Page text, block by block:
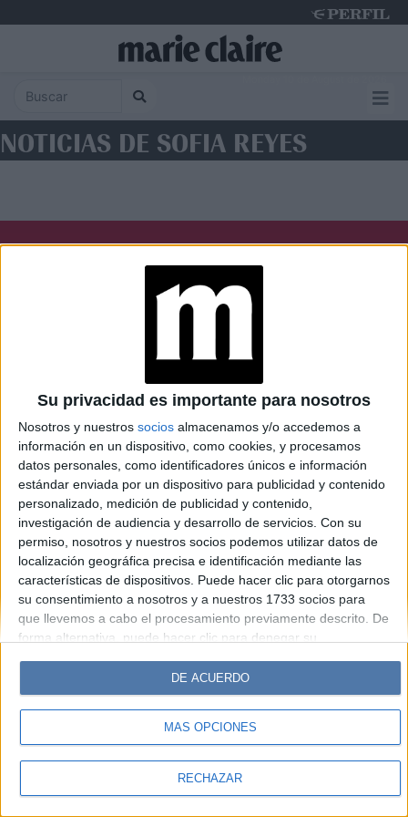
Su privacidad es importante para nosotros
Nosotros y nuestros socios almacenamos y/o accedemos a
información en un dispositivo, como cookies, y procesamos
datos personales, como identificadores únicos e información
estándar enviada por un dispositivo para publicidad y contenido
personalizado, medición de publicidad y contenido,
investigación de audiencia y desarrollo de servicios. Con su
permiso, nosotros y nuestros socios podemos utilizar datos de
localización geográfica precisa e identificación mediante las
características de dispositivos. Puede hacer clic para otorgarnos
su consentimiento a nosotros y a nuestros 1733 socios para
que llevemos a cabo el procesamiento previamente descrito. De
forma alternativa, puede hacer clic para denegar su
cambiar sus preferencias antes de otorgar su consentimiento.
Tenga en cuenta que algún procesamiento de sus datos
personales puede no requerir de su consentimiento, pero usted
tiene el derecho de rechazar tal procesamiento. Sus
sus preferencias o retirar su consentimiento en cualquier
MÁS OPCIONES
RECHAZAR
DE ACUERDO
NOTICIAS DE SOFIA REYES
Caras Noticias
Weekend Parabrisas
Look
Luz Mía Lunateen Break BATimes
© Perfil.com 2006-2019 - Todos los derechos reservados
Registro de Propiedad Intelectual: Nro. 5346433